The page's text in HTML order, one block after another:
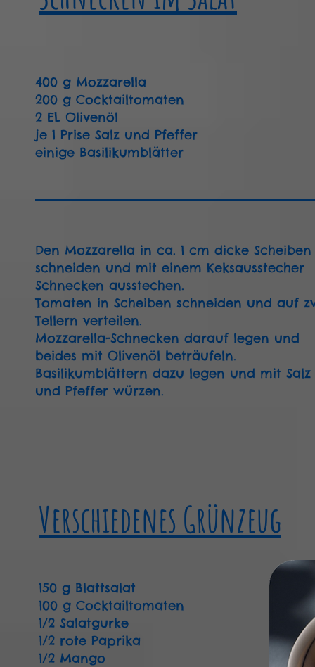
400 g Mozzarella
200 g Cocktailtomaten
2 EL Olivenöl
je 1 Prise Salz und Pfeffer
einige Basilikumblätter
Den Mozzarella in ca. 1 cm dicke Scheiben
schneiden und mit einem Keksausstecher
Schnecken ausstechen.
Tomaten in Scheiben schneiden und auf
Tellern verteilen.
Mozzarella-Schnecken darauf legen und
beides mit Olivenöl beträufeln.
Basilikumblättern dazu legen und mit Salz
und Pfeffer würzen.
Verschiedenes Grünzeug
150 g Blattsalat
100 g Cocktailtomaten
1/2 Salatgurke
1/2 rote Paprika
1/2 Mango